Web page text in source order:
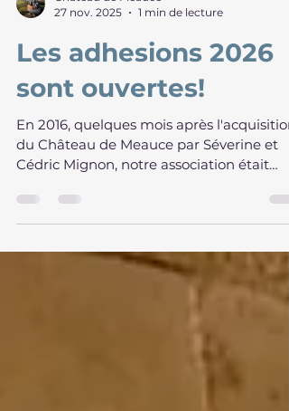
Château de Meauce
27 nov. 2025
1 min de lecture
Les adhesions 2026
sont ouvertes!
Cédric Mignon, notre association était
créée. 2026 sera donc l'année du bilan, le
temps de se féliciter de notre action
concrète de soutien et d'actions pour faire
connaitre, reconnaître, restaurer, animer
vieux château de Meauce. Je suis le 3ème
après Yves Huet de Froberville et